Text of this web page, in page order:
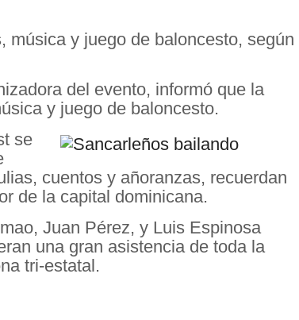
música y juego de baloncesto, según
del evento, informó que la
y juego de baloncesto.
se
cuentos y añoranzas, recuerdan
de la capital dominicana.
Juan Pérez, y Luis Espinosa
una gran asistencia de toda la
tri-estatal.